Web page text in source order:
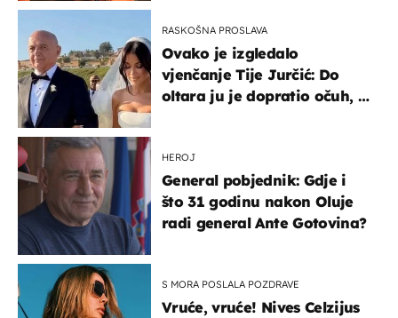
RASKOŠNA PROSLAVA
Ovako je izgledalo
vjenčanje Tije Jurčić: Do
oltara ju je dopratio očuh, a
HEROJ
General pobjednik: Gdje i
što 31 godinu nakon Oluje
radi general Ante Gotovina?
S MORA POSLALA POZDRAVE
Vruće, vruće! Nives Celzijus